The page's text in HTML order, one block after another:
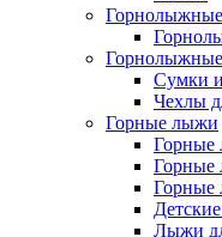
Горнолыжные
Сумки
Чехлы
Горные лыжи
Горные
Горные
Горные
Лыжи